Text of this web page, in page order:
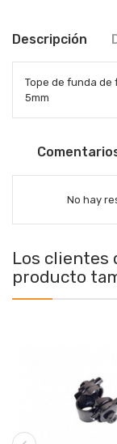
Descripción
Tope de funda de
5mm
No hay
Los clientes
producto